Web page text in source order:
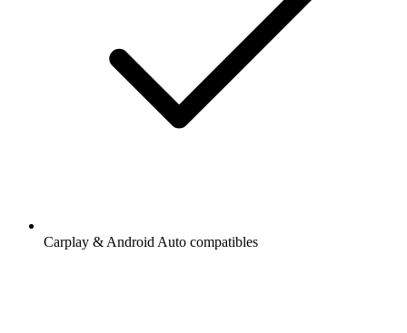
Carplay & Android Auto compatibles